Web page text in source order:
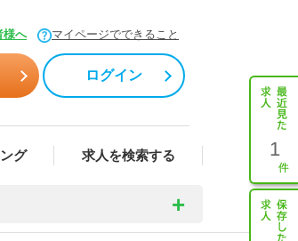
様へ マイページでできること
ログイン
グ 求人を検索する 1